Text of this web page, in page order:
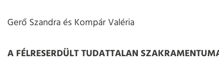
Gerő Szandra és Kompár Valéria
A FÉLRESERDÜLT TUDATTALAN